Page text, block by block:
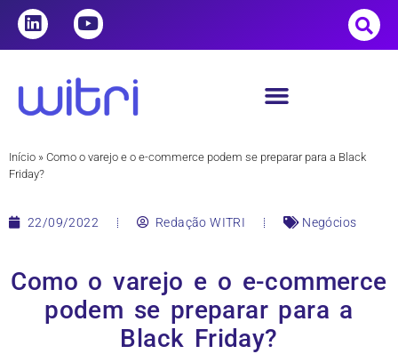
Início » Como o varejo e o e-commerce podem se preparar para a Black
Friday?
22/09/2022 Redação WITRI Negócios
Como o varejo e o e-commerce
podem se preparar para a
Black Friday?